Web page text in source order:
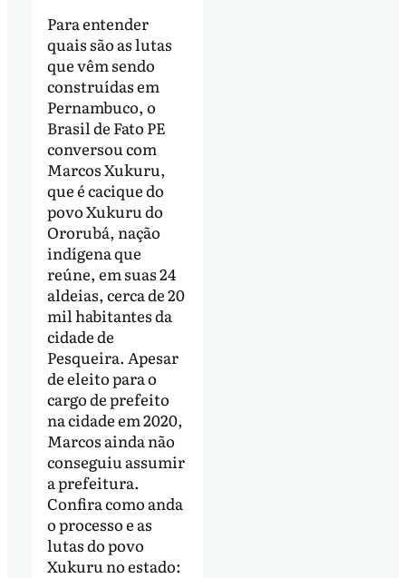
Para entender
quais são as lutas
que vêm sendo
construídas em
Pernambuco, o
Brasil de Fato PE
conversou com
Marcos Xukuru,
que é cacique do
povo Xukuru do
Ororubá, nação
indígena que
reúne, em suas 24
aldeias, cerca de 20
mil habitantes da
cidade de
Pesqueira. Apesar
de eleito para o
cargo de prefeito
na cidade em 2020,
Marcos ainda não
conseguiu assumir
a prefeitura.
Confira como anda
o processo e as
lutas do povo
Xukuru no estado: